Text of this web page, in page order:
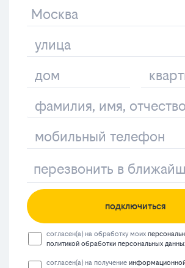
подключиться
согласен(а) на обработку моих
политикой обработки персональных
согласен(а) на получение